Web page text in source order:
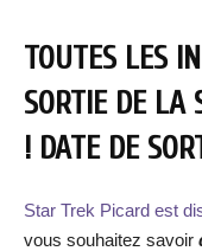
TOUTES LES
SORTIE DE LA
! DATE DE
Star Trek Picard est
vous souhaitez savoir